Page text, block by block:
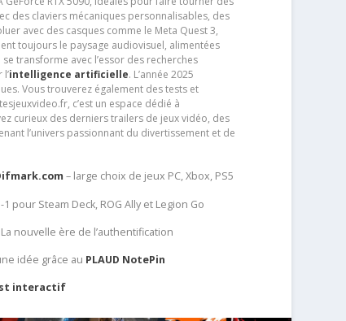
des claviers mécaniques personnalisables, des
avec des casques comme le Meta Quest 3,
toujours le paysage audiovisuel, alimentées
transforme avec l’essor des recherches
intelligence artificielle. L’année 2025
Vous trouverez également des tests et
c’est un espace dédié à
curieux des derniers trailers de jeux vidéo, des
l’univers passionnant du divertissement et de
– large choix de jeux PC, Xbox, PS5
pour Steam Deck, ROG Ally et Legion Go
La nouvelle ère de l’authentification
idée grâce au PLAUD NotePin
interactif